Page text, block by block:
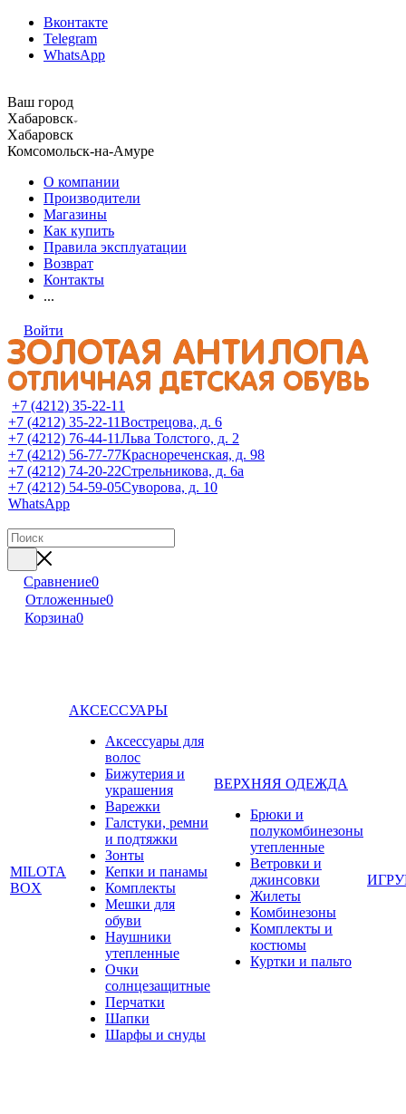
Вконтакте
Telegram
WhatsApp
Ваш город
Хабаровск
Хабаровск
Комсомольск-на-Амуре
О компании
Производители
Магазины
Как купить
Правила эксплуатации
Возврат
Контакты
...
Войти
+7 (4212) 35-22-11
+7 (4212) 35-22-11Вострецова, д. 6
+7 (4212) 76-44-11Льва Толстого, д. 2
+7 (4212) 56-77-77Краснореченская, д. 98
+7 (4212) 74-20-22Стрельникова, д. 6а
+7 (4212) 54-59-05Суворова, д. 10
WhatsApp
Сравнение0
Отложенные0
Корзина0
MILOTA
BOX
АКСЕССУАРЫ
Аксессуары для
волос
Бижутерия и
украшения
Варежки
Галстуки, ремни
и подтяжки
Зонты
Кепки и панамы
Комплекты
Мешки для
обуви
Наушники
утепленные
Очки
солнцезащитные
Перчатки
Шапки
Шарфы и снуды
ВЕРХНЯЯ ОДЕЖДА
Брюки и
полукомбинезоны
утепленные
Ветровки и
джинсовки
Жилеты
Комбинезоны
Комплекты и
костюмы
Куртки и пальто